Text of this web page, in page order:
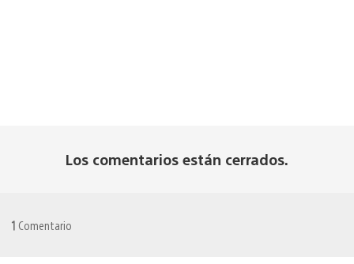
Los comentarios están cerrados.
1 Comentario